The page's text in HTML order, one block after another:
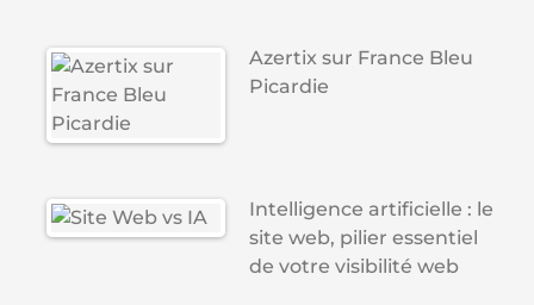
Azertix sur France Bleu
Picardie
Intelligence artificielle : le
site web, pilier essentiel
de votre visibilité web